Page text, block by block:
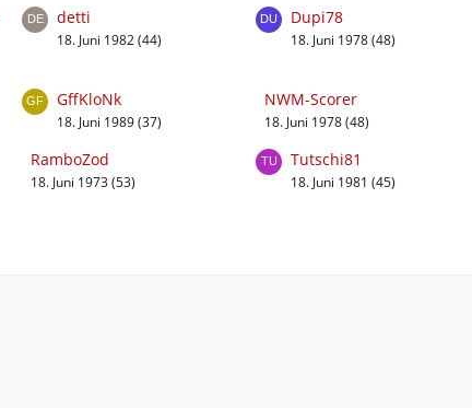
detti
18. Juni 1982 (44)
Dupi78
18. Juni 1978 (48)
GffKloNk
18. Juni 1989 (37)
NWM-Scorer
18. Juni 1978 (48)
RamboZod
18. Juni 1973 (53)
Tutschi81
18. Juni 1981 (45)